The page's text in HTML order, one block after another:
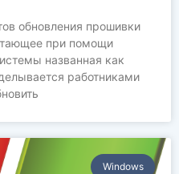
обновления прошивки
при помощи
названная как
работниками
Windows